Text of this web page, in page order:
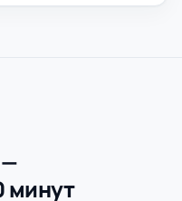
минут